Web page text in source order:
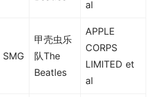
al
SMG
甲壳虫乐
队The
Beatles
APPLE
CORPS
LIMITED et
al